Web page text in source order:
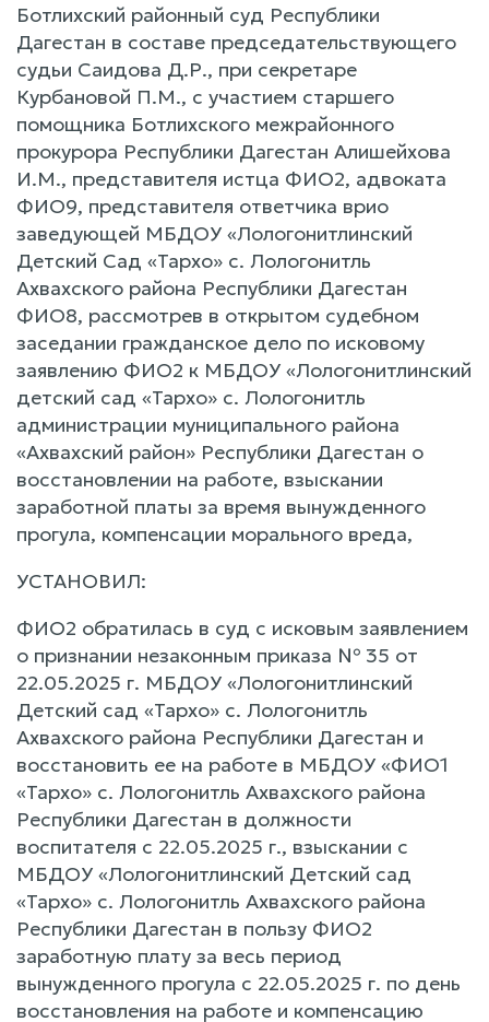
Ботлихский районный суд Республики
Дагестан в составе председательствующего
судьи Саидова Д.Р., при секретаре
Курбановой П.М., с участием старшего
помощника Ботлихского межрайонного
прокурора Республики Дагестан Алишейхова
И.М., представителя истца ФИО2, адвоката
ФИО9, представителя ответчика врио
заведующей МБДОУ «Лологонитлинский
Детский Сад «Тархо» с. Лологонитль
Ахвахского района Республики Дагестан
ФИО8, рассмотрев в открытом судебном
заседании гражданское дело по исковому
заявлению ФИО2 к МБДОУ «Лологонитлинский
детский сад «Тархо» с. Лологонитль
администрации муниципального района
«Ахвахский район» Республики Дагестан о
восстановлении на работе, взыскании
заработной платы за время вынужденного
прогула, компенсации морального вреда,
УСТАНОВИЛ:
ФИО2 обратилась в суд с исковым заявлением
о признании незаконным приказа № 35 от
22.05.2025 г. МБДОУ «Лологонитлинский
Детский сад «Тархо» с. Лологонитль
Ахвахского района Республики Дагестан и
восстановить ее на работе в МБДОУ «ФИО1
«Тархо» с. Лологонитль Ахвахского района
Республики Дагестан в должности
воспитателя с 22.05.2025 г., взыскании с
МБДОУ «Лологонитлинский Детский сад
«Тархо» с. Лологонитль Ахвахского района
Республики Дагестан в пользу ФИО2
заработную плату за весь период
вынужденного прогула с 22.05.2025 г. по день
восстановления на работе и компенсацию